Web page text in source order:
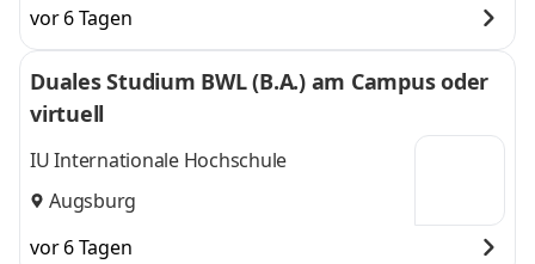
vor 6 Tagen
Duales Studium BWL (B.A.) am Campus oder
virtuell
IU Internationale Hochschule
Augsburg
vor 6 Tagen